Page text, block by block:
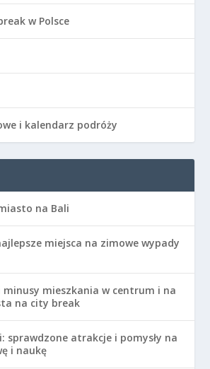
w Polsce
i kalendarz podróży
na Bali
miejsca na zimowe wypady
minusy mieszkania w centrum i na
na city break
sprawdzone atrakcje i pomysły na
i naukę